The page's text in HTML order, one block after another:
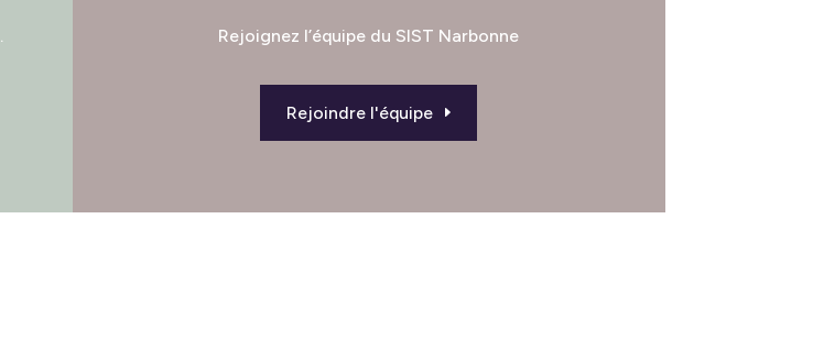
Rejoignez l’équipe du SIST Narbonne
Rejoindre l'équipe